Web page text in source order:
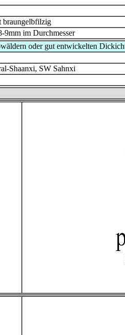
braungelbfilzig
9mm im Durchmesser
oder gut entwickelten
Shaanxi, SW Sahnxi